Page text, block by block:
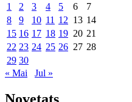
1
2 3 4 5 6
7
8
9 10 11 12 13 14
15 16 17 18 19 20 21
22 23 24 25 26 27 28
29 30
« Mai
Jul »
Novetats